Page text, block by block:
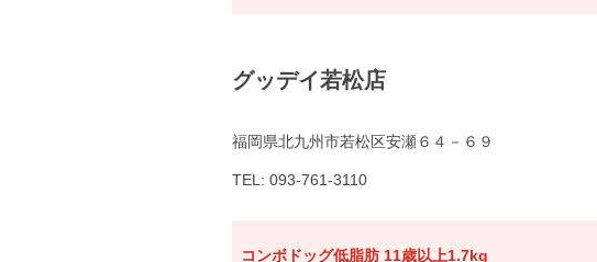
グッデイ若松店
福岡県北九州市若松区安瀬６４－６９
TEL: 093-761-3110
コンボドッグ低脂肪 11歳以上1.7kg